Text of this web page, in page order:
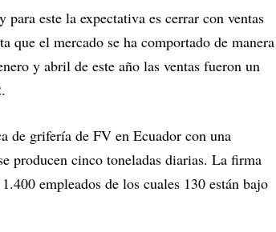
este la expectativa es cerrar con ventas
que el mercado se ha comportado de manera
y abril de este año las ventas fueron un
de grifería de FV en Ecuador con una
producen cinco toneladas diarias. La firma
empleados de los cuales 130 están bajo